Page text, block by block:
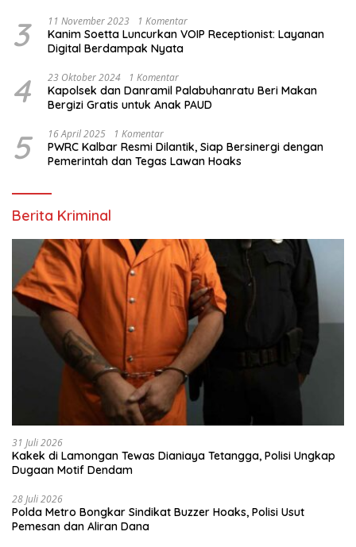
3 11 November 2023 1 Komentar
Kanim Soetta Luncurkan VOIP Receptionist: Layanan
Digital Berdampak Nyata
4 23 Oktober 2024 1 Komentar
Kapolsek dan Danramil Palabuhanratu Beri Makan
Bergizi Gratis untuk Anak PAUD
5 16 April 2025 1 Komentar
PWRC Kalbar Resmi Dilantik, Siap Bersinergi dengan
Pemerintah dan Tegas Lawan Hoaks
Berita Kriminal
31 Juli 2026
Kakek di Lamongan Tewas Dianiaya Tetangga, Polisi Ungkap
Dugaan Motif Dendam
28 Juli 2026
Polda Metro Bongkar Sindikat Buzzer Hoaks, Polisi Usut
Pemesan dan Aliran Dana